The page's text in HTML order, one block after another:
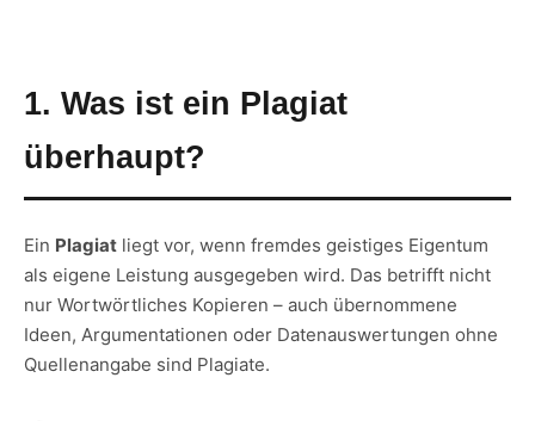
1. Was ist ein Plagiat
überhaupt?
Ein Plagiat liegt vor, wenn fremdes geistiges Eigentum
als eigene Leistung ausgegeben wird. Das betrifft nicht
nur Wortwörtliches Kopieren – auch übernommene
Ideen, Argumentationen oder Datenauswertungen ohne
Quellenangabe sind Plagiate.